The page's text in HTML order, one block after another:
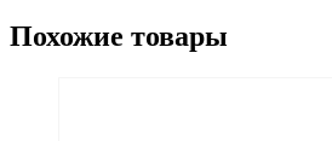
Похожие товары